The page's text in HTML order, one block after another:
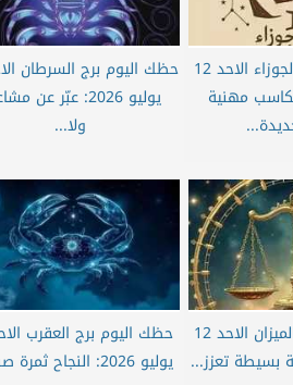
حظك اليوم برج الجوزاء الاحد 12
2026: مكاسب مهنية
يوليو 2026: عبّر عن
ولا...
حظك اليوم برج الميزان الاحد 12
يوليو 2026: النجاح ثمرة صبرك...